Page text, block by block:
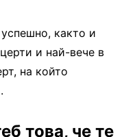
както и
и най-вече в
на който
това, че те